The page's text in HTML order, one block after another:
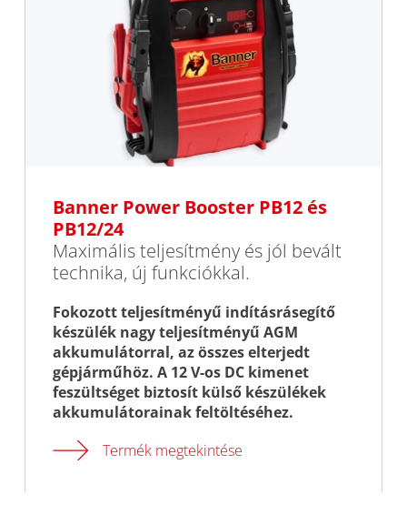
Banner Power Booster PB12 és
PB12/24
Maximális teljesítmény és jól bevált
technika, új funkciókkal.
Fokozott teljesítményű indításrásegítő
készülék nagy teljesítményű AGM
akkumulátorral, az összes elterjedt
gépjárműhöz. A 12 V-os DC kimenet
feszültséget biztosít külső készülékek
akkumulátorainak feltöltéséhez.
Termék megtekintése